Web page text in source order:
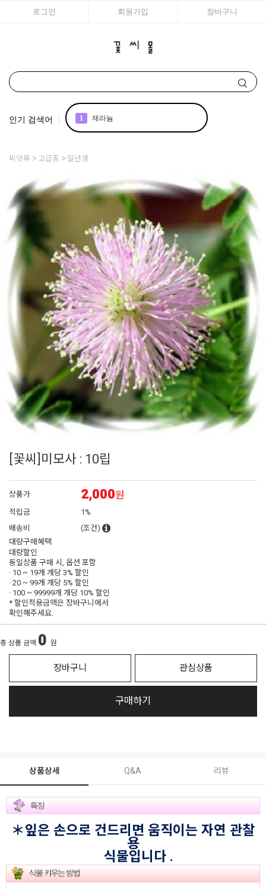
로그인 회원가입 장바구니
인기 검색어 1 제라늄
아이비
6 꽃씨
7 매발톱
8 리갈 제라늄
9 접시꽃
플록스
씨앗류 고급종 일년생
[꽃씨]미모사 : 10립
상품가 2,000원
적립금
1%
배송비
(조건)
대량구매혜택
대량할인
동일상품 구매 시, 옵션 포함
· 10 ~ 19개 개당3% 할인
· 20 ~ 99개 개당 5% 할인
· 100 ~ 99999개 개당 10% 할인
* 할인적용금액은 장바구니에서
확인해주세요.
총 상품 금액 0 원
장바구니 관심상품
구매하기
상품상세 Q&A 리뷰
＊잎은 손으로 건드리면 움직이는 자연 관찰
용
식물입니다 .